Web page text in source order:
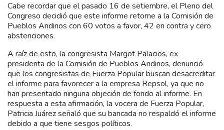
Cabe recordar que el pasado 16 de setiembre, el Pleno del
Congreso decidió que este informe retorne a la Comisión de
Pueblos Andinos con 60 votos a favor, 42 en contra y cero
abstenciones.
A raíz de esto, la congresista Margot Palacios, ex
presidenta de la Comisión de Pueblos Andinos, denunció
que los congresistas de Fuerza Popular buscan desacreditar
el informe para favorecer a la empresa Repsol, ya que no
han presentado ninguna objeción de fondo al informe. En
respuesta a esta afirmación, la vocera de Fuerza Popular,
Patricia Juárez señaló que su bancada no respaldó el informe
debido a que tiene sesgos políticos.